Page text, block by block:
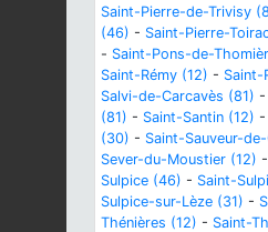
Saint-Pierre-de-Trivisy
(46) - Saint-Pierre-
- Saint-Pons-de-
Saint-Rémy (12) - Saint-
Salvi-de-Carcavès (81) -
(81) - Saint-Santin (12) -
(30) - Saint-Sauveur-
Sever-du-Moustier (12) -
Sulpice (46) - Saint-
Sulpice-sur-Lèze (31) -
Thénières (12) - Saint-